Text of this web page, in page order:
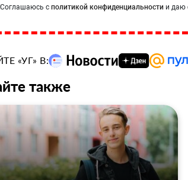
Соглашаюсь с политикой конфиденциальности и даю
«УГ» В:
также